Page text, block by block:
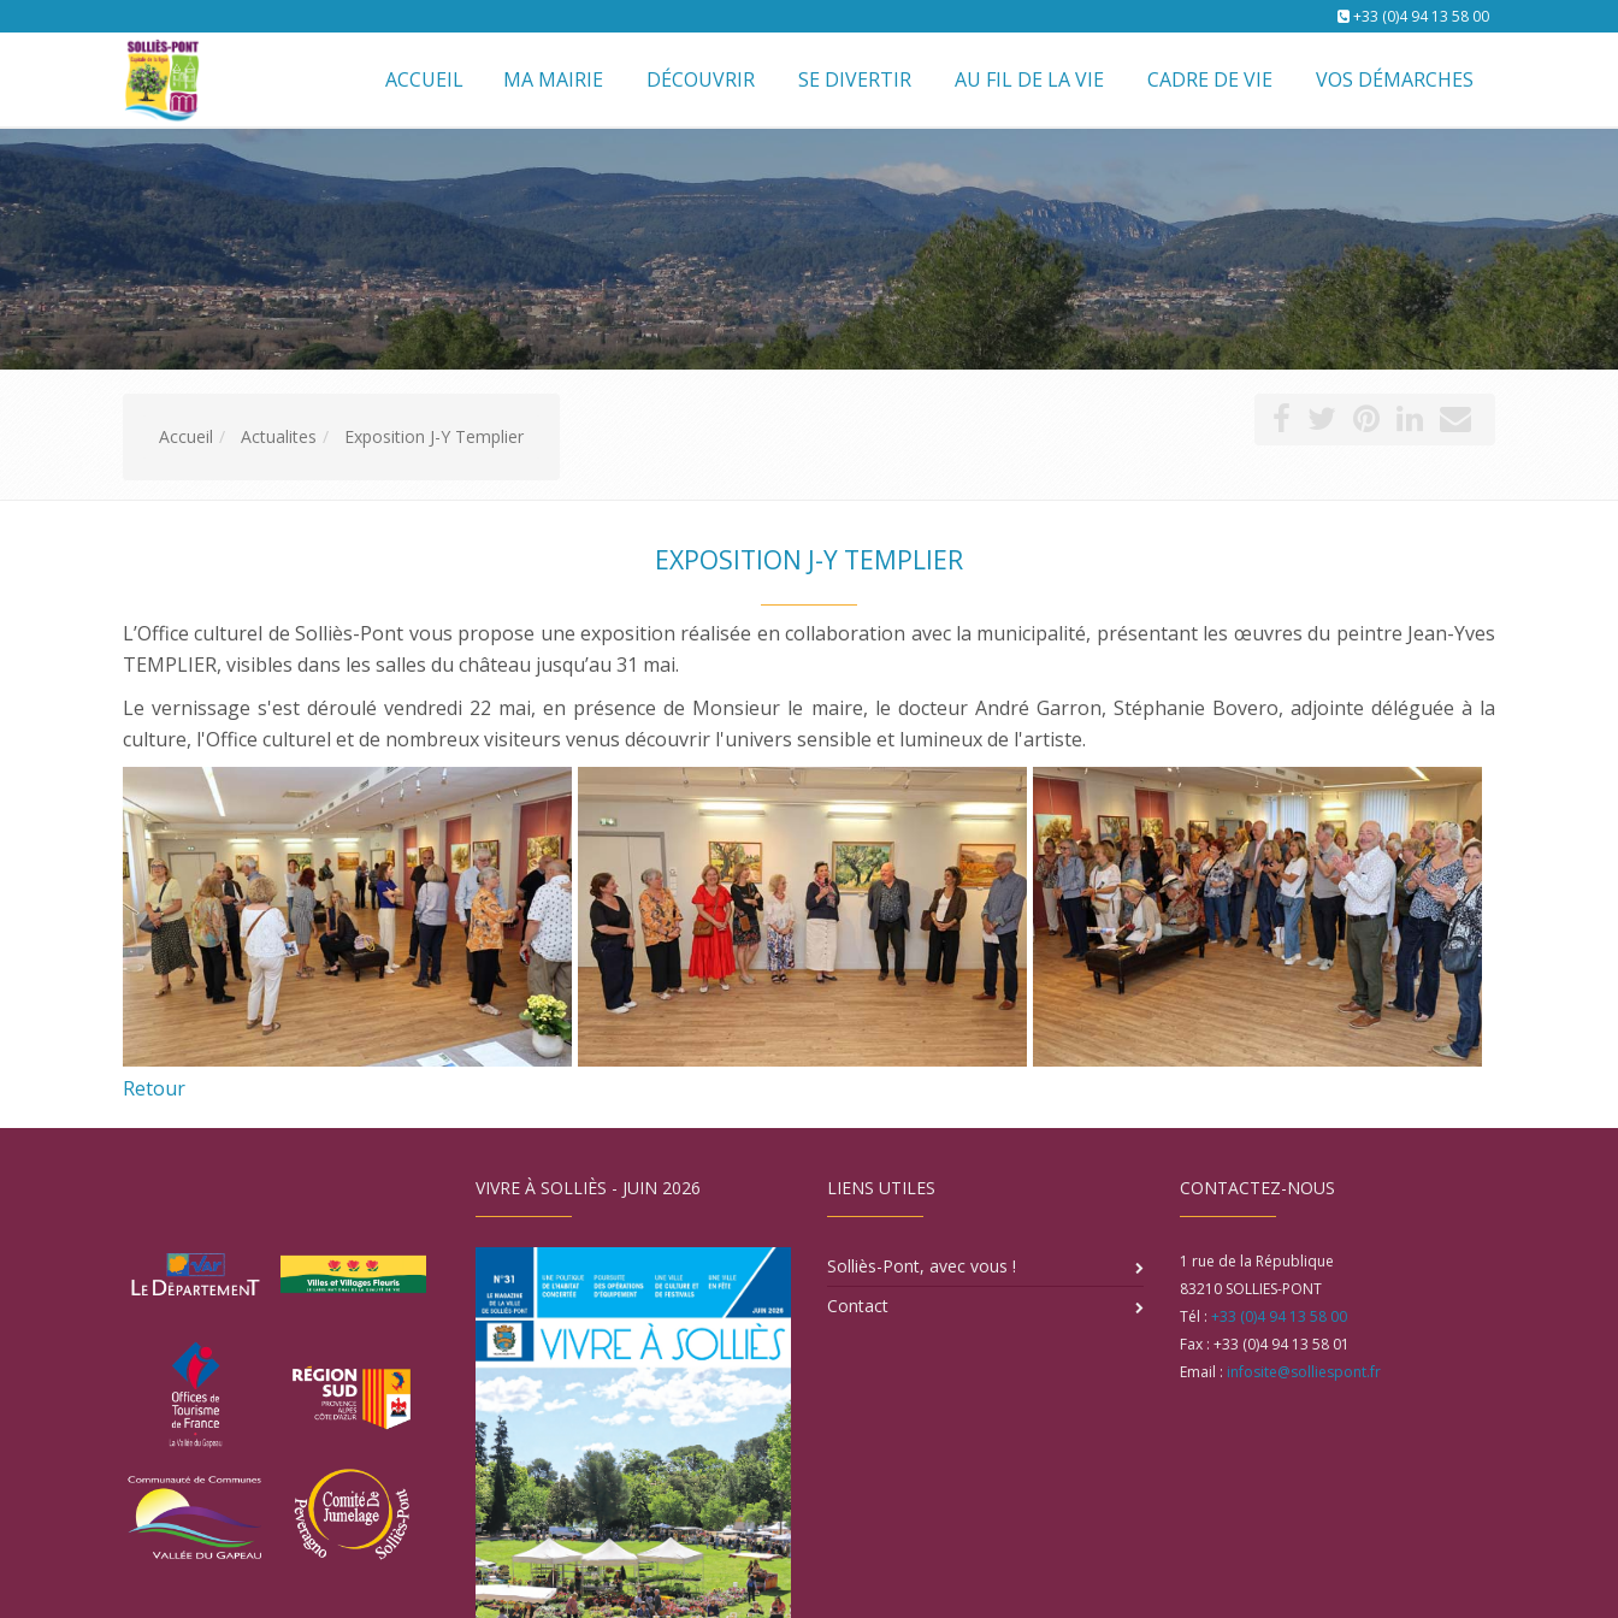
+33 (0)4 94 13 58 00
ACCUEIL MA MAIRIE DÉCOUVRIR SE DIVERTIR AU FIL DE LA VIE CADRE DE VIE VOS DÉMARCHES
Accueil Actualites Exposition J-Y Templier
EXPOSITION J-Y TEMPLIER
L’Office culturel de Solliès-Pont vous propose une exposition réalisée en collaboration avec la municipalité, présentant les œuvres du peintre Jean-Yves
TEMPLIER, visibles dans les salles du château jusqu’au 31 mai.
Le vernissage s'est déroulé vendredi 22 mai, en présence de Monsieur le maire, le docteur André Garron, Stéphanie Bovero, adjointe déléguée à la
culture, l'Office culturel et de nombreux visiteurs venus découvrir l'univers sensible et lumineux de l'artiste.
Retour
VIVRE À SOLLIÈS - JUIN 2026 LIENS UTILES
Solliès-Pont, avec vous !
Contact
CONTACTEZ-NOUS
1 rue de la République
83210 SOLLIES-PONT
Tél : +33 (0)4 94 13 58 00
Fax : +33 (0)4 94 13 58 01
Email : infosite@solliespont.fr